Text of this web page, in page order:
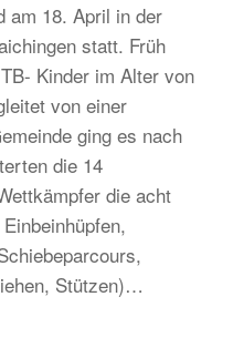
am 18. April in der
statt. Früh
Kinder im Alter von
von einer
ging es nach
die 14
die acht
Stützen)…